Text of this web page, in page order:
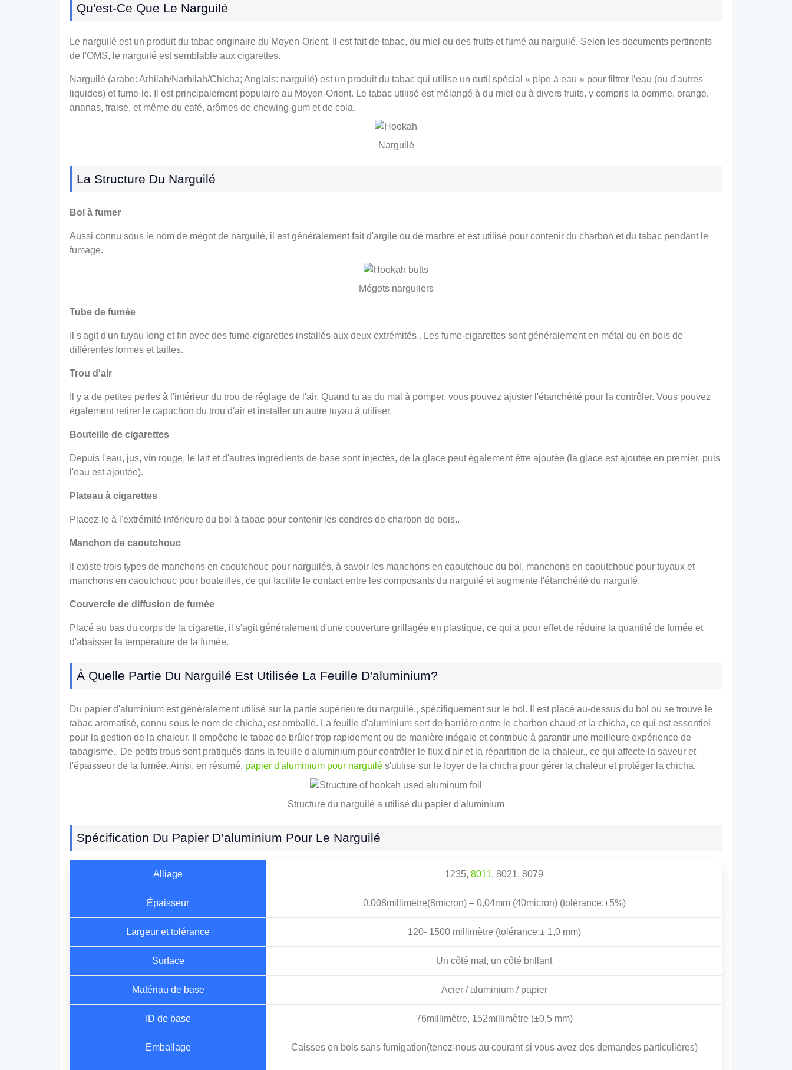
Qu'est-Ce Que Le Narguilé
Le narguilé est un produit du tabac originaire du Moyen-Orient. Il est fait de tabac, du miel ou des fruits et fumé au narguilé. Selon les documents pertinents
de l'OMS, le narguilé est semblable aux cigarettes.
Narguilé (arabe: Arhilah/Narhilah/Chicha; Anglais: narguilé) est un produit du tabac qui utilise un outil spécial « pipe à eau » pour filtrer l’eau (ou d'autres
liquides) et fume-le. Il est principalement populaire au Moyen-Orient. Le tabac utilisé est mélangé à du miel ou à divers fruits, y compris la pomme, orange,
ananas, fraise, et même du café, arômes de chewing-gum et de cola.
Narguilé
La Structure Du Narguilé
Bol à fumer
Aussi connu sous le nom de mégot de narguilé, il est généralement fait d'argile ou de marbre et est utilisé pour contenir du charbon et du tabac pendant le
fumage.
Mégots narguliers
Tube de fumée
Il s'agit d'un tuyau long et fin avec des fume-cigarettes installés aux deux extrémités.. Les fume-cigarettes sont généralement en métal ou en bois de
différentes formes et tailles.
Trou d'air
Il y a de petites perles à l'intérieur du trou de réglage de l'air. Quand tu as du mal à pomper, vous pouvez ajuster l'étanchéité pour la contrôler. Vous pouvez
également retirer le capuchon du trou d'air et installer un autre tuyau à utiliser.
Bouteille de cigarettes
Depuis l'eau, jus, vin rouge, le lait et d'autres ingrédients de base sont injectés, de la glace peut également être ajoutée (la glace est ajoutée en premier, puis
l'eau est ajoutée).
Plateau à cigarettes
Placez-le à l'extrémité inférieure du bol à tabac pour contenir les cendres de charbon de bois..
Manchon de caoutchouc
Il existe trois types de manchons en caoutchouc pour narguilés, à savoir les manchons en caoutchouc du bol, manchons en caoutchouc pour tuyaux et
manchons en caoutchouc pour bouteilles, ce qui facilite le contact entre les composants du narguilé et augmente l'étanchéité du narguilé.
Couvercle de diffusion de fumée
Placé au bas du corps de la cigarette, il s'agit généralement d'une couverture grillagée en plastique, ce qui a pour effet de réduire la quantité de fumée et
d'abaisser la température de la fumée.
À Quelle Partie Du Narguilé Est Utilisée La Feuille D'aluminium?
Du papier d'aluminium est généralement utilisé sur la partie supérieure du narguilé., spécifiquement sur le bol. Il est placé au-dessus du bol où se trouve le
tabac aromatisé, connu sous le nom de chicha, est emballé. La feuille d'aluminium sert de barrière entre le charbon chaud et la chicha, ce qui est essentiel
pour la gestion de la chaleur. Il empêche le tabac de brûler trop rapidement ou de manière inégale et contribue à garantir une meilleure expérience de
tabagisme.. De petits trous sont pratiqués dans la feuille d'aluminium pour contrôler le flux d'air et la répartition de la chaleur., ce qui affecte la saveur et
l'épaisseur de la fumée. Ainsi, en résumé, papier d'aluminium pour narguilé s'utilise sur le foyer de la chicha pour gérer la chaleur et protéger la chicha.
Structure du narguilé a utilisé du papier d'aluminium
Spécification Du Papier D’aluminium Pour Le Narguilé
Alliage 1235, 8011, 8021, 8079
Épaisseur 0.008millimètre(8micron) – 0,04mm (40micron) (tolérance:±5%)
Largeur et tolérance 120- 1500 millimètre (tolérance:± 1,0 mm)
Surface Un côté mat, un côté brillant
Matériau de base Acier / aluminium / papier
ID de base 76millimètre, 152millimètre (±0,5 mm)
Emballage Caisses en bois sans fumigation(tenez-nous au courant si vous avez des demandes particulières)